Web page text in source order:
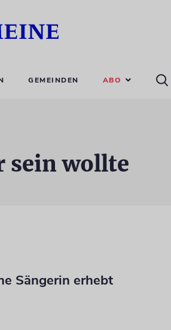
GEMEINDEN ABO
sein wollte
Sängerin erhebt